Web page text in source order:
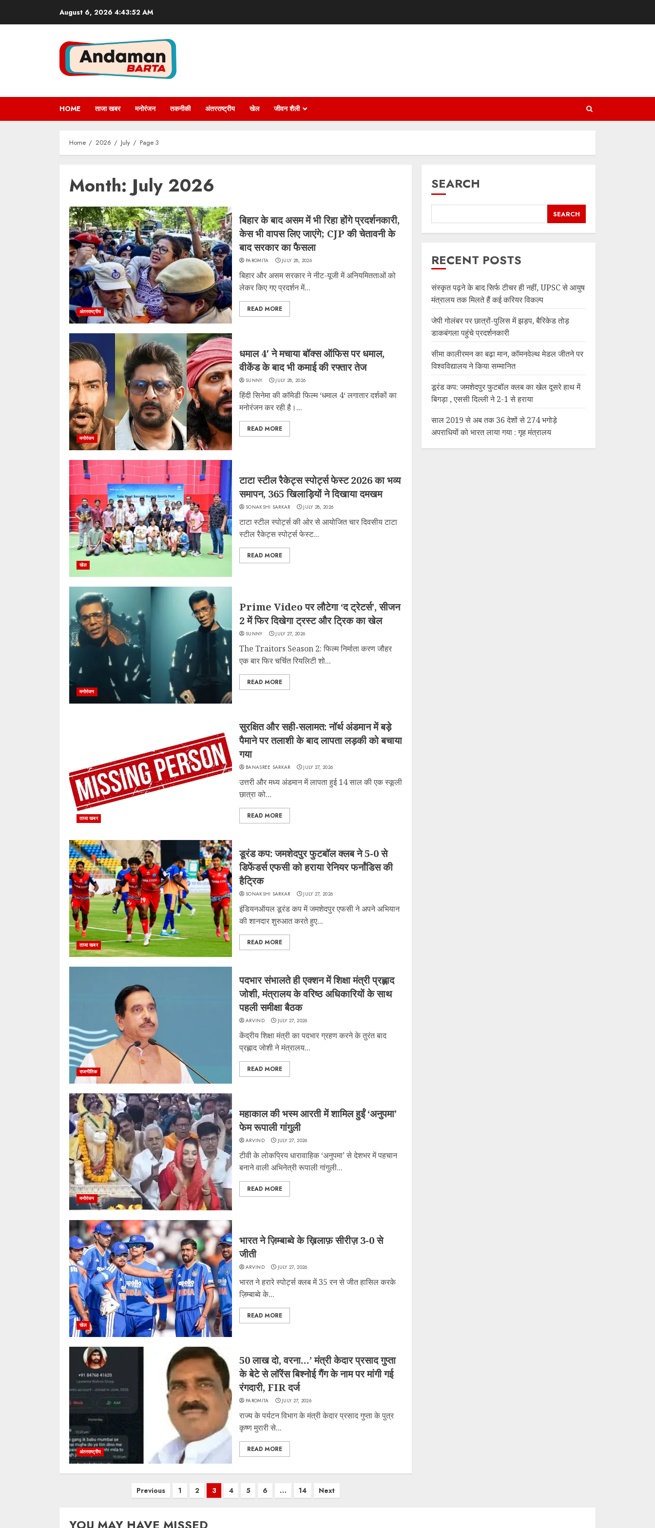
August 6, 2026 4:43:53 AM
HOME ताजा खबर मनोरंजन तकनीकी अंतरराष्ट्रीय खेल जीवन शैली
Home 2026 July Page 3
Month:July 2026
अंतरराष्ट्रीय
बिहार के बाद असम में भी रिहा होंगे प्रदर्शनकारी,
केस भी वापस लिए जाएंगे; CJP की चेतावनी के
बाद सरकार का फैसला
PAROMITA JULY 28, 2026
बिहार और असम सरकार ने नीट-यूजी में अनियमितताओं को
लेकर किए गए प्रदर्शन में...
READ MORE
मनोरंजन
धमाल 4′ ने मचाया बॉक्स ऑफिस पर धमाल,
वीकेंड के बाद भी कमाई की रफ्तार तेज
SUNNY JULY 28, 2026
हिंदी सिनेमा की कॉमेडी फिल्म ‘धमाल 4‘ लगातार दर्शकों का
मनोरंजन कर रही है।...
READ MORE
खेल
टाटा स्टील रैकेट्स स्पोर्ट्स फेस्ट 2026 का भव्य
समापन, 365 खिलाड़ियों ने दिखाया दमखम
SONAKSHI SARKAR JULY 28, 2026
टाटा स्टील स्पोर्ट्स की ओर से आयोजित चार दिवसीय टाटा
स्टील रैकेट्स स्पोर्ट्स फेस्ट...
READ MORE
मनोरंजन
Prime Video पर लौटेगा ‘द ट्रेटर्स’, सीजन
2 में फिर दिखेगा ट्रस्ट और ट्रिक का खेल
SUNNY JULY 27, 2026
The Traitors Season 2: फिल्म निर्माता करण जौहर
एक बार फिर चर्चित रियलिटी शो...
READ MORE
ताजा खबर
सुरक्षित और सही-सलामत: नॉर्थ अंडमान में बड़े
पैमाने पर तलाशी के बाद लापता लड़की को बचाया
गया
BANASREE SARKAR JULY 27, 2026
उत्तरी और मध्य अंडमान में लापता हुई 14 साल की एक स्कूली
छात्रा को...
READ MORE
ताजा खबर
डूरंड कप: जमशेदपुर फुटबॉल क्लब ने 5-0 से
डिफेंडर्स एफसी को हराया रेनियर फर्नांडिस की
हैट्रिक
SONAKSHI SARKAR JULY 27, 2026
इंडियनऑयल डूरंड कप में जमशेदपुर एफसी ने अपने अभियान
की शानदार शुरुआत करते हुए...
READ MORE
राजनीतिक
पदभार संभालते ही एक्शन में शिक्षा मंत्री प्रह्लाद
जोशी, मंत्रालय के वरिष्ठ अधिकारियों के साथ
पहली समीक्षा बैठक
ARVIND JULY 27, 2026
केंद्रीय शिक्षा मंत्री का पदभार ग्रहण करने के तुरंत बाद
प्रह्लाद जोशी ने मंत्रालय...
READ MORE
मनोरंजन
महाकाल की भस्म आरती में शामिल हुईं ‘अनुपमा’
फेम रूपाली गांगुली
ARVIND JULY 27, 2026
टीवी के लोकप्रिय धारावाहिक ‘अनुपमा’ से देशभर में पहचान
बनाने वाली अभिनेत्री रूपाली गांगुली...
READ MORE
खेल
भारत ने ज़िम्बाब्वे के ख़िलाफ़ सीरीज़ 3-0 से
जीती
ARVIND JULY 27, 2026
भारत ने हरारे स्पोर्ट्स क्लब में 35 रन से जीत हासिल करके
ज़िम्बाब्वे के...
READ MORE
अंतरराष्ट्रीय
50 लाख दो, वरना…’ मंत्री केदार प्रसाद गुप्ता
के बेटे से लॉरेंस बिश्नोई गैंग के नाम पर मांगी गई
रंगदारी, FIR दर्ज
PAROMITA JULY 27, 2026
राज्य के पर्यटन विभाग के मंत्री केदार प्रसाद गुप्ता के पुत्र
कृष्ण मुरारी से...
READ MORE
Previous 1 2 3 4 5 6 … 14 Next
SEARCH
SEARCH
RECENT POSTS
संस्कृत पढ़ने के बाद सिर्फ टीचर ही नहीं, UPSC से आयुष
मंत्रालय तक मिलते हैं कई करियर विकल्प
जेपी गोलंबर पर छात्रों-पुलिस में झड़प, बैरिकेड तोड़
डाकबंगला पहुंचे प्रदर्शनकारी
सीमा कालीरमन का बढ़ा मान, कॉमनवेल्थ मेडल जीतने पर
विश्वविद्यालय ने किया सम्मानित
डूरंड कप: जमशेदपुर फुटबॉल क्लब का खेल दूसरे हाथ में
बिगड़ा , एससी दिल्ली ने 2-1 से हराया
साल 2019 से अब तक 36 देशों से 274 भगोड़े
अपराधियों को भारत लाया गया : गृह मंत्रालय